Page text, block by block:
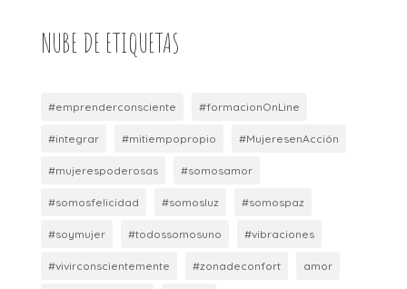
NUBE DE ETIQUETAS
#emprenderconsciente #formacionOnLine
#integrar #mitiempopropio #MujeresenAcción
#mujerespoderosas #somosamor
#somosfelicidad #somosluz #somospaz
#soymujer #todossomosuno #vibraciones
#vivirconscientemente #zonadeconfort amor